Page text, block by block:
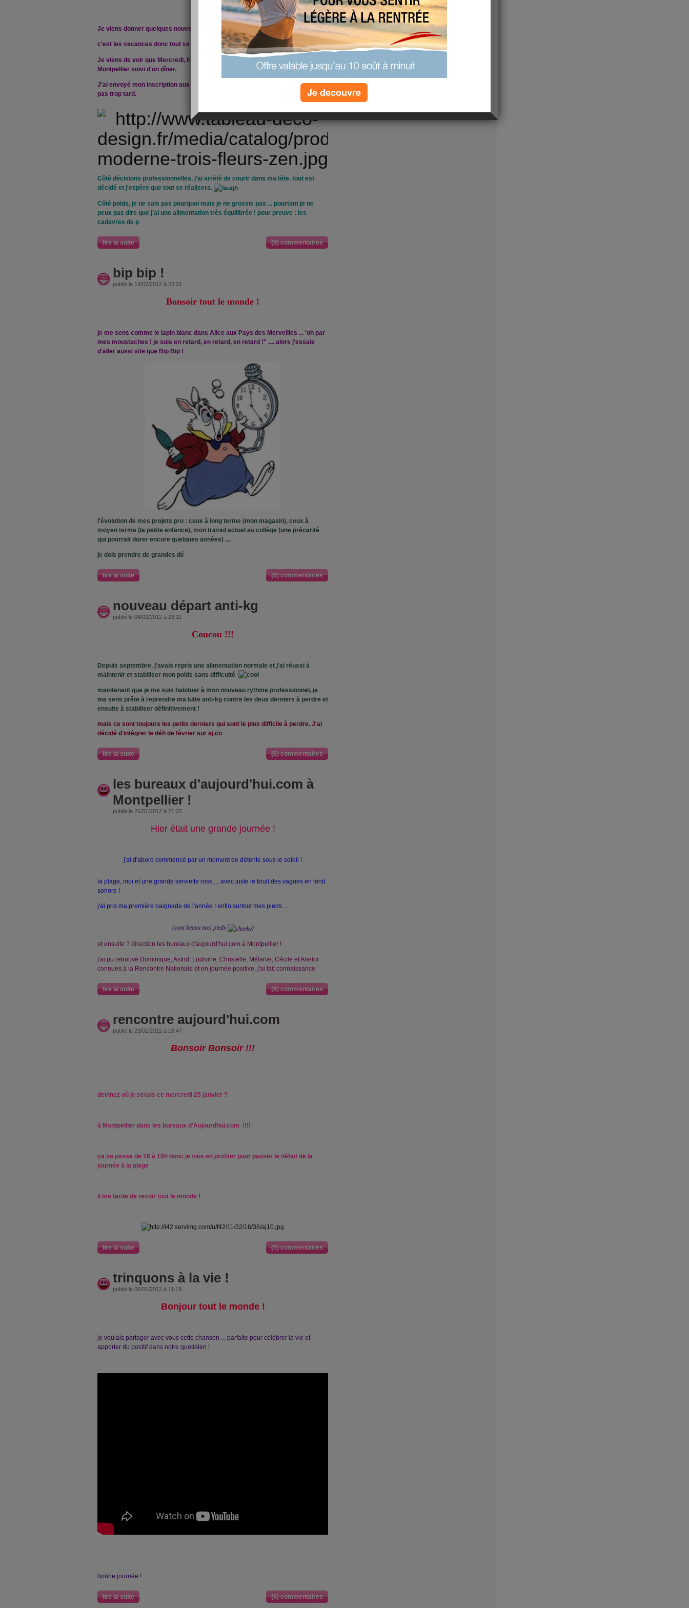
Je viens donner quelques nouvelles.
c'est les vacances donc tout va bien !
Je viens de voir que Mercredi, il y a la rencontre aux bureaux aj.com de
Montpellier suivi d'un dîner.
J'ai envoyé mon inscription aux deux évènements en espèrant que ce n'est
pas trop tard.
Côté décisions professionnelles, j'ai arrêté de courir dans ma tête. tout est
décidé et j'espère que tout se réalisera.
Côté poids, je ne sais pas pourquoi mais je ne grossis pas ... pourtant je ne
peux pas dire que j'ai une alimentation très équilibrée ! pour preuve : les
cadavres de p
lire la suite (8) commentaires
bip bip !
publié le 14/02/2012 à 23:21
Bonsoir tout le monde !
je me sens comme le lapin blanc dans Alice aux Pays des Merveilles ... 'oh par
mes moustaches ! je suis en retard, en retard, en retard !" .... alors j'essaie
d'aller aussi vite que Bip Bip !
l'évolution de mes projets pro : ceux à long terme (mon magasin), ceux à
moyen terme (la petite enfance), mon travail actuel au collège (une précarité
qui pourrait durer encore quelques années) ....
je dois prendre de grandes dé
lire la suite (6) commentaires
nouveau départ anti-kg
publié le 04/02/2012 à 23:11
Coucou !!!
Depuis septembre, j'avais repris une alimentation normale et j'ai réussi à
maintenir et stabiliser mon poids sans difficulté
maintenant que je me suis habituer à mon nouveau rythme professionnel, je
me sens prête à reprendre ma lutte anti-kg contre les deux derniers à perdre et
ensuite à stabiliser définitivement !
mais ce sont toujours les petits derniers qui sont le plus difficile à perdre. J'ai
décidé d'intégrer le défi de février sur aj.co
lire la suite (6) commentaires
les bureaux d'aujourd'hui.com à
Montpellier !
publié le 26/01/2012 à 21:25
Hier était une grande journée !
j'ai d'abord commencé par un moment de détente sous le soleil !
la plage, moi et une grande serviette rose.... avec juste le bruit des vagues en fond
sonore !
j'ai pris ma première baignade de l'année ! enfin surtout mes pieds ...
(sont beaux mes pieds )
et ensuite ? direction les bureaux d'aujourd'hui.com à Montpellier !
j'ai pu retrouvé Dominique, Astrid, Ludivine, Christelle, Mélanie, Cécile et Anelor
connues à la Rencontre Nationale et en journée positive. j'ai fait connaissance
lire la suite (8) commentaires
rencontre aujourd'hui.com
publié le 23/01/2012 à 18:47
Bonsoir Bonsoir !!!
devinez où je serais ce mercredi 25 janvier ?
à Montpellier dans les bureaux d'Aujourdhui.com !!!!
ça se passe de 16 à 18h donc je vais en profiter pour passer le début de la
journée à la plage
il me tarde de revoir tout le monde !
lire la suite (5) commentaires
trinquons à la vie !
publié le 06/01/2012 à 11:19
Bonjour tout le monde !
je voulais partager avec vous cette chanson ... parfaite pour célébrer la vie et
apporter du positif dans notre quotidien !
bonne journée !
lire la suite (6) commentaires
Je decouvre